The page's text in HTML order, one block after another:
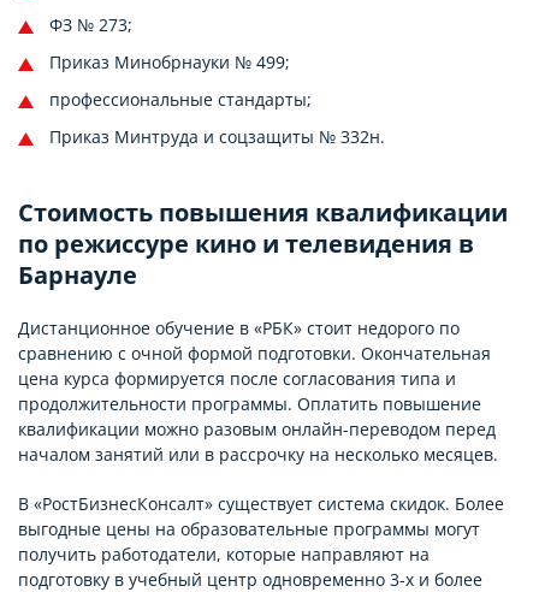
ФЗ № 273;
Приказ Минобрнауки № 499;
профессиональные стандарты;
Приказ Минтруда и соцзащиты № 332н.
Стоимость повышения квалификации
по режиссуре кино и телевидения в
Барнауле
Дистанционное обучение в «РБК» стоит недорого по
сравнению с очной формой подготовки. Окончательная
цена курса формируется после согласования типа и
продолжительности программы. Оплатить повышение
квалификации можно разовым онлайн-переводом перед
началом занятий или в рассрочку на несколько месяцев.
В «РостБизнесКонсалт» существует система скидок. Более
выгодные цены на образовательные программы могут
получить работодатели, которые направляют на
подготовку в учебный центр одновременно 3-х и более